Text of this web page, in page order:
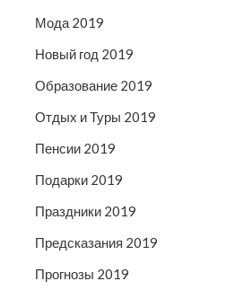
Мода 2019
Новый год 2019
Образование 2019
Отдых и Туры 2019
Пенсии 2019
Подарки 2019
Праздники 2019
Предсказания 2019
Прогнозы 2019